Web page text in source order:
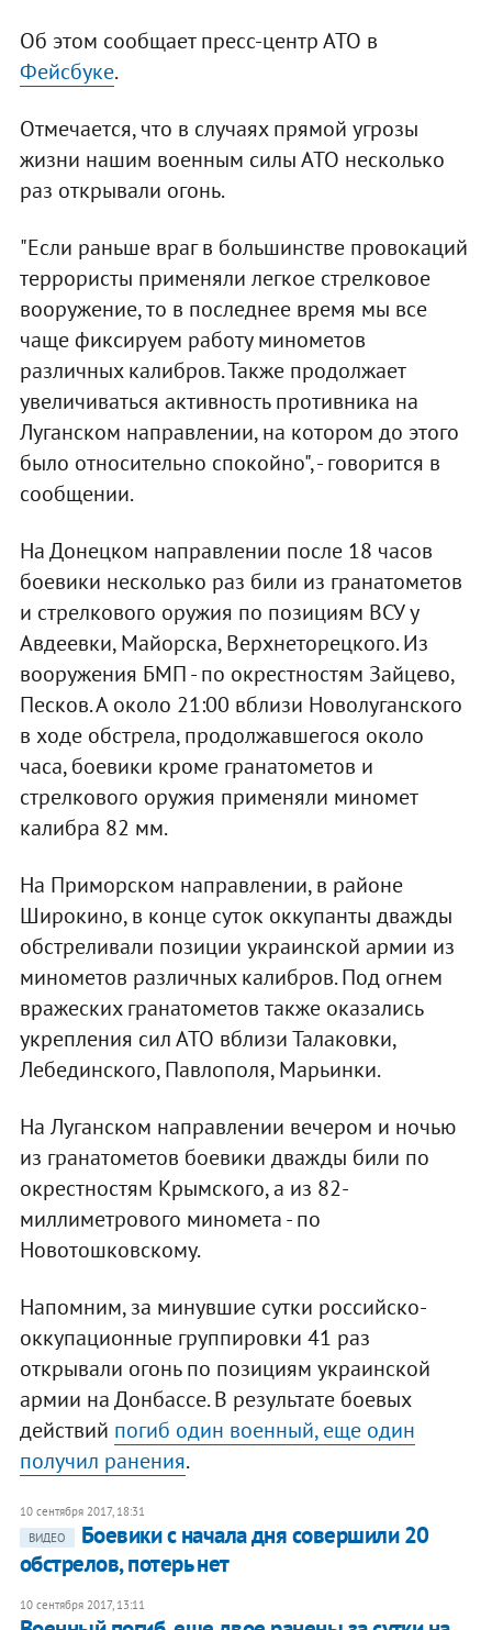
Об этом сообщает пресс-центр АТО в
Фейсбуке.
Отмечается, что в случаях прямой угрозы
жизни нашим военным силы АТО несколько
раз открывали огонь.
"Если раньше враг в большинстве провокаций
террористы применяли легкое стрелковое
вооружение, то в последнее время мы все
чаще фиксируем работу минометов
различных калибров. Также продолжает
увеличиваться активность противника на
Луганском направлении, на котором до этого
было относительно спокойно", - говорится в
сообщении.
На Донецком направлении после 18 часов
боевики несколько раз били из гранатометов
и стрелкового оружия по позициям ВСУ у
Авдеевки, Майорска, Верхнеторецкого. Из
вооружения БМП - по окрестностям Зайцево,
Песков. А около 21:00 вблизи Новолуганского
в ходе обстрела, продолжавшегося около
часа, боевики кроме гранатометов и
стрелкового оружия применяли миномет
калибра 82 мм.
На Приморском направлении, в районе
Широкино, в конце суток оккупанты дважды
обстреливали позиции украинской армии из
минометов различных калибров. Под огнем
вражеских гранатометов также оказались
укрепления сил АТО вблизи Талаковки,
Лебединского, Павлополя, Марьинки.
На Луганском направлении вечером и ночью
из гранатометов боевики дважды били по
окрестностям Крымского, а из 82-
миллиметрового миномета - по
Новотошковскому.
Напомним, за минувшие сутки российско-
оккупационные группировки 41 раз
открывали огонь по позициям украинской
армии на Донбассе. В результате боевых
действий погиб один военный, еще один
получил ранения.
10 сентября 2017, 18:31
ВИДЕО
Боевики с начала дня совершили 20
обстрелов, потерь нет
10 сентября 2017, 13:11